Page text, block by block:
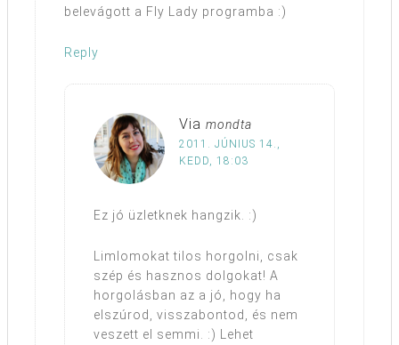
belevágott a Fly Lady programba :)
Reply
Via mondta
2011. JÚNIUS 14.,
KEDD, 18:03
Ez jó üzletknek hangzik. :)
Limlomokat tilos horgolni, csak
szép és hasznos dolgokat! A
horgolásban az a jó, hogy ha
elszúrod, visszabontod, és nem
veszett el semmi. :) Lehet